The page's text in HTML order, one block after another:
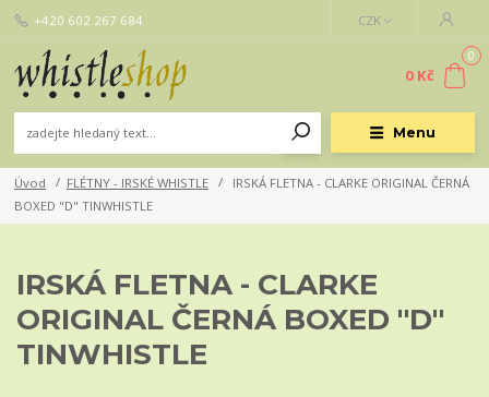
Menu
CZK
+420 602 267 684
0
0 Kč
Úvod FLÉTNY - IRSKÉ WHISTLE
IRSKÁ FLETNA - CLARKE ORIGINAL ČERNÁ
BOXED "D" TINWHISTLE
IRSKÁ FLETNA - CLARKE
ORIGINAL ČERNÁ BOXED "D"
TINWHISTLE